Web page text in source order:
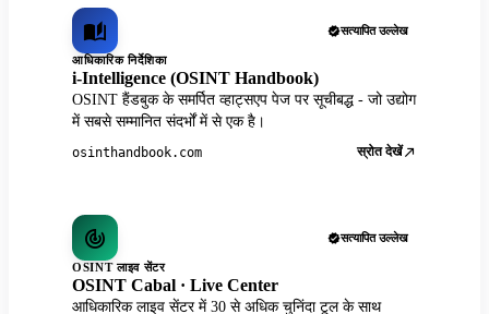
सत्यापित उल्लेख
आधिकारिक निर्देशिका
i-Intelligence (OSINT Handbook)
OSINT हैंडबुक के समर्पित व्हाट्सएप पेज पर सूचीबद्ध - जो उद्योग
में सबसे सम्मानित संदर्भों में से एक है।
osinthandbook.com स्रोत देखें
सत्यापित उल्लेख
OSINT लाइव सेंटर
OSINT Cabal · Live Center
आधिकारिक लाइव सेंटर में 30 से अधिक चुनिंदा टूल के साथ